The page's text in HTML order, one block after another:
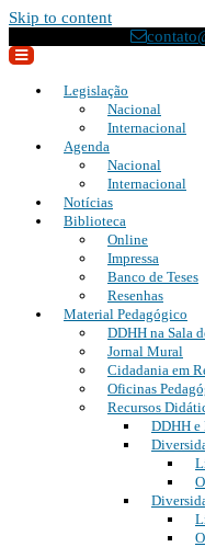
Skip to content
Legislação
Nacional
Internacional
Agenda
Nacional
Internacional
Notícias
Biblioteca
Online
Impressa
Banco de Teses
Resenhas
Material Pedagógico
DDHH na Sala
Jornal Mural
Cidadania em
Oficinas
Recursos
DDHH e